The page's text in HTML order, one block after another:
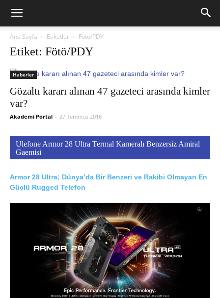
Ana Sayfa Etiketler Fötö/PDY
Etiket: Fötö/PDY
Haberler
Gözaltı kararı alınan 47 gazeteci arasında kimler
var?
Akademi Portal - 27 Temmuz 2016
Ulefone Armor 28 Ultra Termal Kameralı Benzersiz Amiral
Gaemisi
Armor 28 Ultra; Dünya’da Bir Benzeri ve Rakibi Olmayan En
Güçlü Rugged Telefon